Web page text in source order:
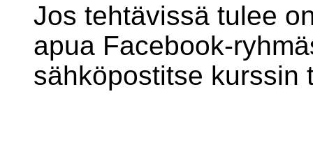
Jos tehtävissä tulee
apua Facebook-
sähköpostitse kurssin